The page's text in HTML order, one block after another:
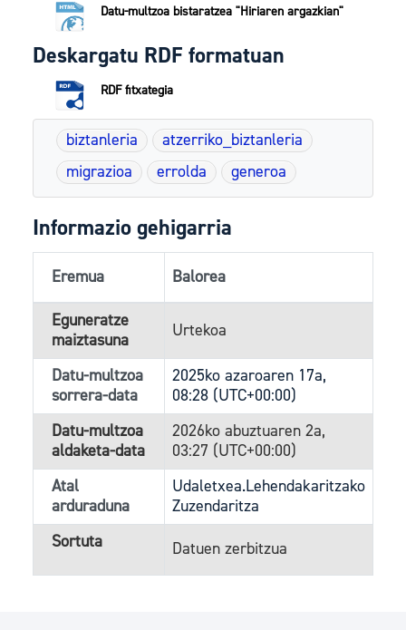
Datu-multzoa bistaratzea "Hiriaren argazkian"
Deskargatu RDF formatuan
RDF fitxategia
biztanleria
atzerriko_biztanleria
migrazioa
errolda generoa
Informazio gehigarria
Eremua Balorea
Eguneratze
maiztasuna
Urtekoa
Datu-multzoa
sorrera-data
2025ko azaroaren 17a,
08:28 (UTC+00:00)
Datu-multzoa
aldaketa-data
2026ko abuztuaren 2a,
03:27 (UTC+00:00)
Atal
arduraduna
Udaletxea.Lehendakaritzako
Zuzendaritza
Sortuta
Datuen zerbitzua